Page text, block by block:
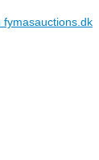
fymasauctions.dk